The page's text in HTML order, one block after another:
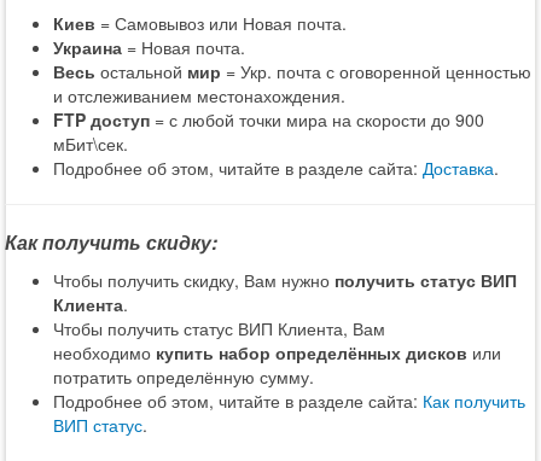
Киев = Самовывоз или Новая почта.
Украина = Новая почта.
Весь остальной мир = Укр. почта с оговоренной ценностью
и отслеживанием местонахождения.
FTP доступ = с любой точки мира на скорости до 900
мБит\сек.
Подробнее об этом, читайте в разделе сайта: Доставка.
Как получить скидку:
Чтобы получить скидку, Вам нужно получить статус ВИП
Клиента.
Чтобы получить статус ВИП Клиента, Вам
необходимо купить набор определённых дисков или
потратить определённую сумму.
Подробнее об этом, читайте в разделе сайта: Как получить
ВИП статус.